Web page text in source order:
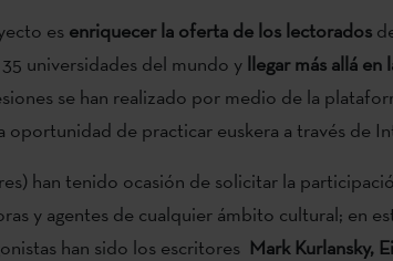
es enriquecer la oferta de los lectorados
universidades del mundo y llegar más allá en
se han realizado por medio de la
oportunidad de practicar euskera a través de
han tenido ocasión de solicitar la
y agentes de cualquier ámbito cultural; en
han sido los escritores Mark Kurlansky,